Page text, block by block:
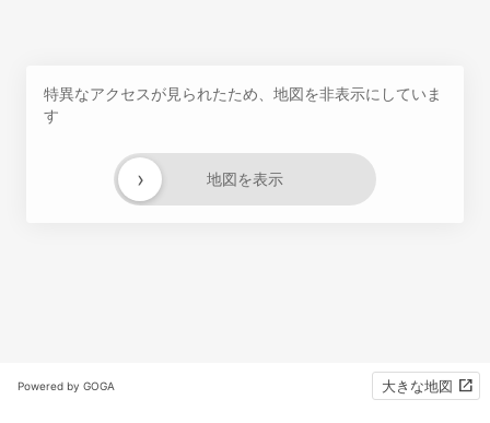
特異なアクセスが見られたため、地図を非表示にしていま
す
地図を表示
›
Powered by GOGA 大きな地図